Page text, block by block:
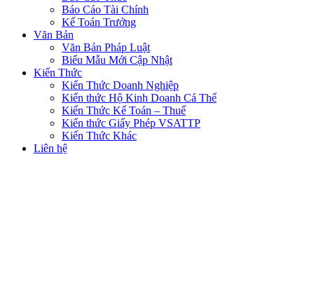
Báo Cáo Tài Chính
Kế Toán Trưởng
Văn Bản
Văn Bản Pháp Luật
Biểu Mẫu Mới Cập Nhật
Kiến Thức
Kiến Thức Doanh Nghiệp
Kiến thức Hộ Kinh Doanh Cá Thể
Kiến Thức Kế Toán – Thuế
Kiến thức Giấy Phép VSATTP
Kiến Thức Khác
Liên hệ